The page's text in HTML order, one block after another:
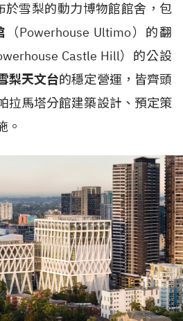
於雪梨的動力博物館館舍，包
（Powerhouse Ultimo）的翻
Castle Hill）的公設
梨天文台的穩定營運，皆齊頭
拉馬塔分館建築設計、預定策
。